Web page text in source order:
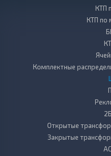
КТП
КТП по
Комплектные
Открытые
Закрытые